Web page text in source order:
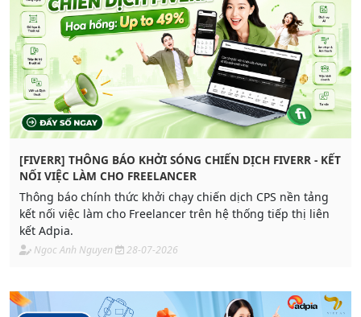
[FIVERR] THÔNG BÁO KHỞI SÓNG CHIẾN DỊCH FIVERR - KẾT
NỐI VIỆC LÀM CHO FREELANCER
Thông báo chính thức khởi chạy chiến dịch CPS nền tảng
kết nối việc làm cho Freelancer trên hệ thống tiếp thị liên
kết Adpia.
Ngoc Anh Nguyen 28-07-2026